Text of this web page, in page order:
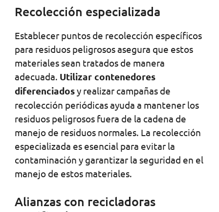
Recolección especializada
Establecer puntos de recolección específicos
para residuos peligrosos asegura que estos
materiales sean tratados de manera
adecuada. Utilizar contenedores
diferenciadosy realizar campañas de
recolección periódicas ayuda a mantener los
residuos peligrosos fuera de la cadena de
manejo de residuos normales. La recolección
especializada es esencial para evitar la
contaminación y garantizar la seguridad en el
manejo de estos materiales.
Alianzas con recicladoras